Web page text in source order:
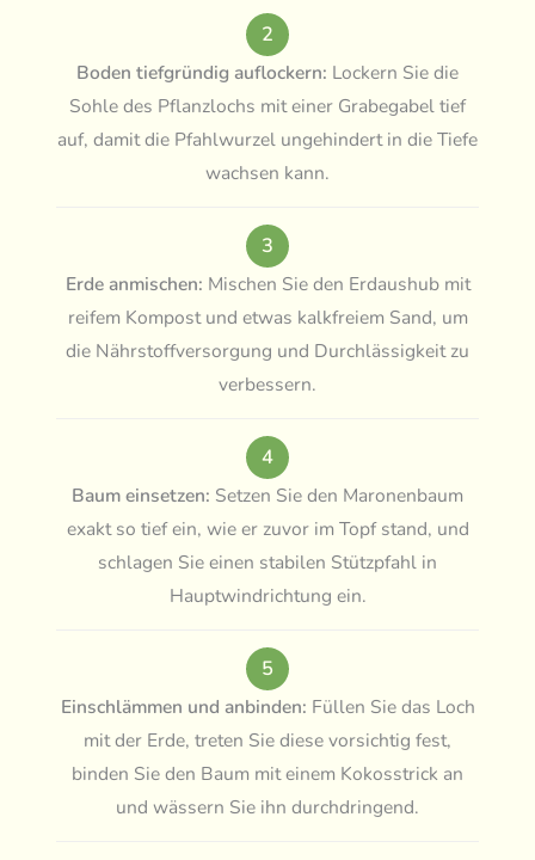
2
Boden tiefgründig auflockern: Lockern Sie die
Sohle des Pflanzlochs mit einer Grabegabel tief
auf, damit die Pfahlwurzel ungehindert in die Tiefe
wachsen kann.
3
Erde anmischen: Mischen Sie den Erdaushub mit
reifem Kompost und etwas kalkfreiem Sand, um
die Nährstoffversorgung und Durchlässigkeit zu
verbessern.
4
Baum einsetzen: Setzen Sie den Maronenbaum
exakt so tief ein, wie er zuvor im Topf stand, und
schlagen Sie einen stabilen Stützpfahl in
Hauptwindrichtung ein.
5
Einschlämmen und anbinden: Füllen Sie das Loch
mit der Erde, treten Sie diese vorsichtig fest,
binden Sie den Baum mit einem Kokosstrick an
und wässern Sie ihn durchdringend.